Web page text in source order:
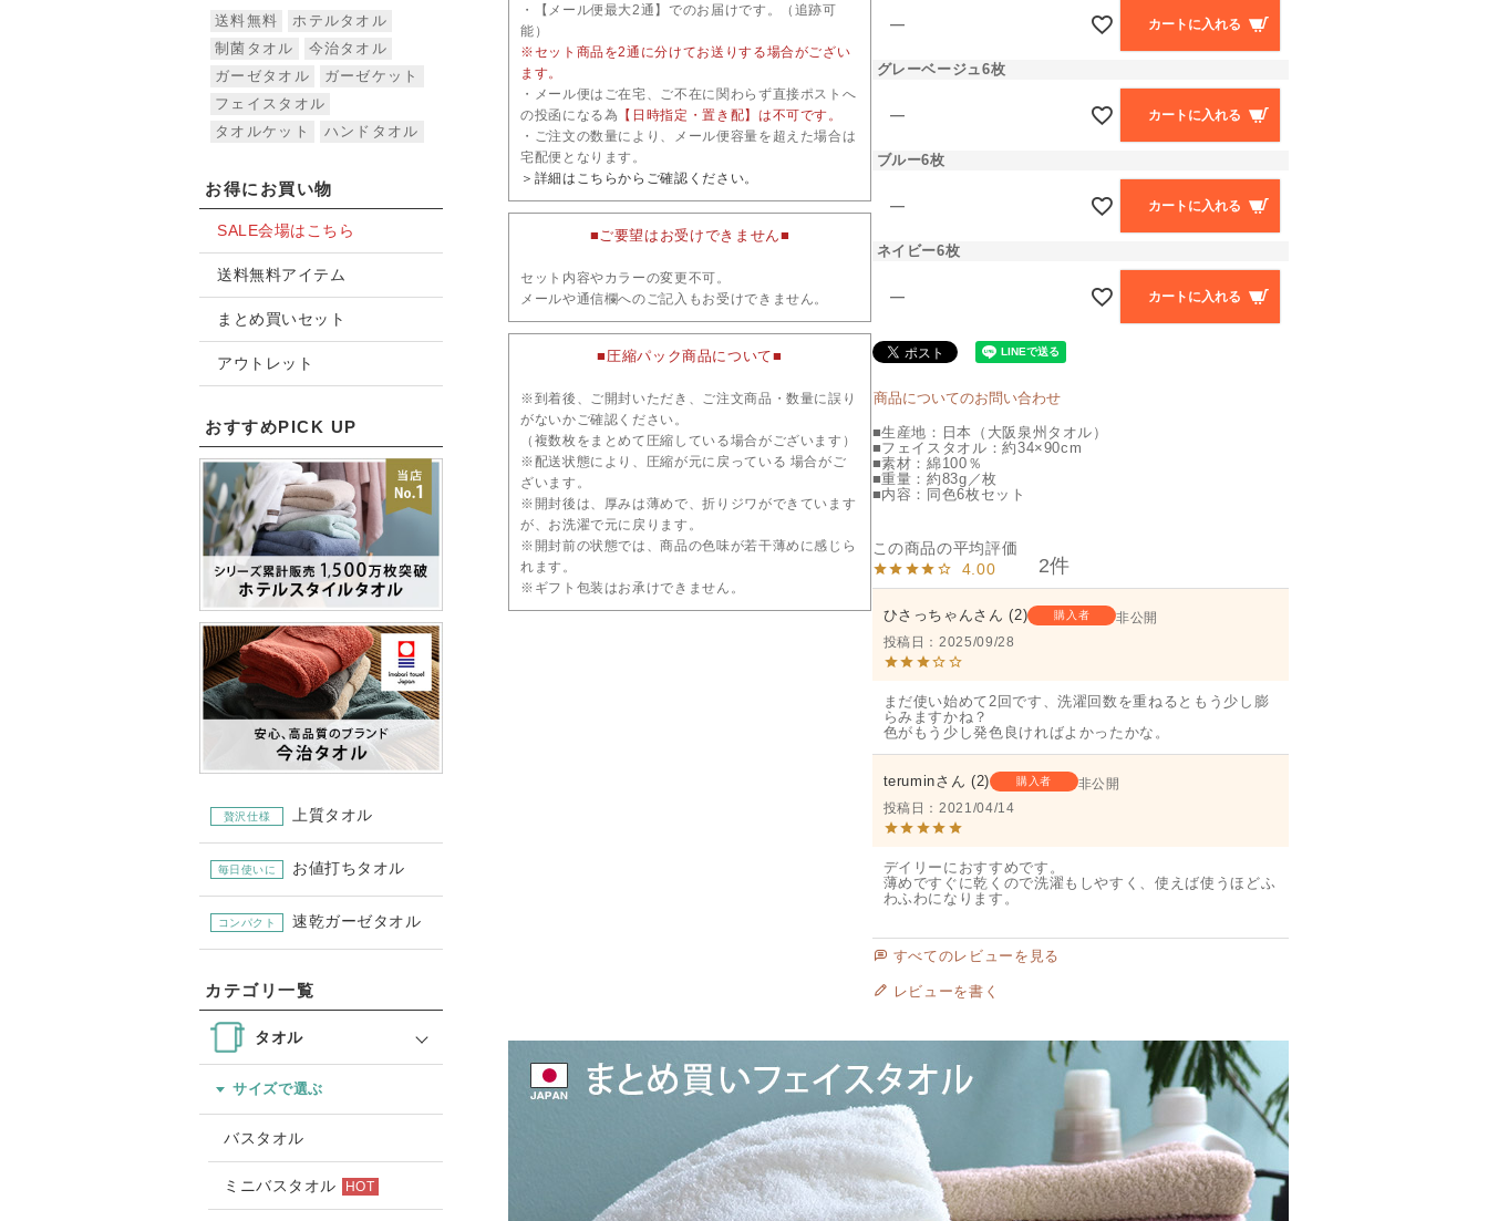
送料無料
ホテルタオル
制菌タオル
今治タオル
ガーゼタオル
ガーゼケット
フェイスタオル
タオルケット
ハンドタオル
お得にお買い物
SALE会場はこちら
送料無料アイテム
まとめ買いセット
アウトレット
おすすめPICK UP
贅沢仕様 上質タオル
毎日使いに お値打ちタオル
コンパクト 速乾ガーゼタオル
カテゴリ一覧
タオル
サイズで選ぶ
バスタオル
ミニバスタオル HOT
・【メール便最大2通】でのお届けです。（追跡可
能）
※セット商品を2通に分けてお送りする場合がござい
ます。
・メール便はご在宅、ご不在に関わらず直接ポストへ
の投函になる為
【日時指定・置き配】は不可です。
・ご注文の数量により、メール便容量を超えた場合は
宅配便となります。
＞詳細はこちらからご確認ください。
■ご要望はお受けできません■
セット内容やカラーの変更不可。
メールや通信欄へのご記入もお受けできません。
■圧縮パック商品について■
※到着後、ご開封いただき、ご注文商品・数量に誤り
がないかご確認ください。
（複数枚をまとめて圧縮している場合がございます）
※配送状態により、圧縮が元に戻っている 場合がご
ざいます。
※開封後は、厚みは薄めで、折りジワができています
が、お洗濯で元に戻ります。
※開封前の状態では、商品の色味が若干薄めに感じら
れます。
※ギフト包装はお承けできません。
― カートに入れる
グレーベージュ6枚
― カートに入れる
ブルー6枚
― カートに入れる
ネイビー6枚
― カートに入れる
商品についてのお問い合わせ
■生産地：日本（大阪泉州タオル）
■フェイスタオル：約34×90cm
■素材：綿100％
■重量：約83g／枚
■内容：同色6枚セット
4.00 2
ひさっちゃん 2 購入者
非公開
投稿日
2025/09/28
まだ使い始めて2回です、洗濯回数を重ねるともう少し膨
らみますかね？
色がもう少し発色良ければよかったかな。
terumin 2 購入者
非公開
投稿日
2021/04/14
デイリーにおすすめです。
薄めですぐに乾くので洗濯もしやすく、使えば使うほどふ
わふわになります。
すべてのレビューを見る
レビューを書く